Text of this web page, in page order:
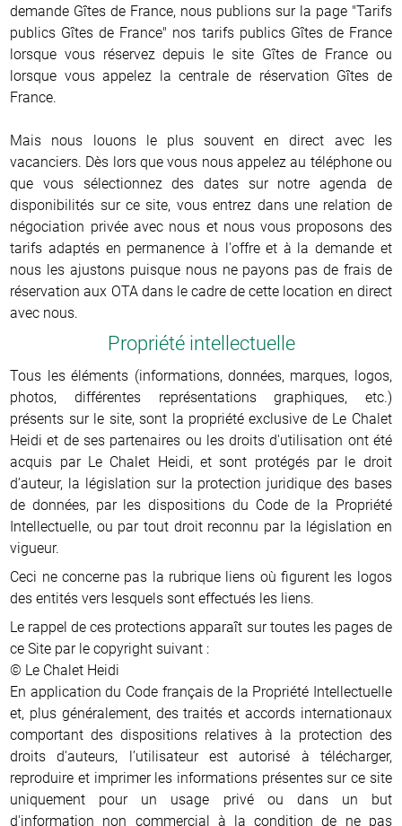
demande Gîtes de France, nous publions sur la page "Tarifs
publics Gîtes de France" nos tarifs publics Gîtes de France
lorsque vous réservez depuis le site Gîtes de France ou
lorsque vous appelez la centrale de réservation Gîtes de
France.
Mais nous louons le plus souvent en direct avec les
vacanciers. Dès lors que vous nous appelez au téléphone ou
que vous sélectionnez des dates sur notre agenda de
disponibilités sur ce site, vous entrez dans une relation de
négociation privée avec nous et nous vous proposons des
tarifs adaptés en permanence à l'offre et à la demande et
nous les ajustons puisque nous ne payons pas de frais de
réservation aux OTA dans le cadre de cette location en direct
avec nous.
Propriété intellectuelle
Tous les éléments (informations, données, marques, logos,
photos, différentes représentations graphiques, etc.)
présents sur le site, sont la propriété exclusive de Le Chalet
Heidi et de ses partenaires ou les droits d'utilisation ont été
acquis par Le Chalet Heidi, et sont protégés par le droit
d’auteur, la législation sur la protection juridique des bases
de données, par les dispositions du Code de la Propriété
Intellectuelle, ou par tout droit reconnu par la législation en
vigueur.
Ceci ne concerne pas la rubrique liens où figurent les logos
des entités vers lesquels sont effectués les liens.
Le rappel de ces protections apparaît sur toutes les pages de
ce Site par le copyright suivant :
© Le Chalet Heidi
En application du Code français de la Propriété Intellectuelle
et, plus généralement, des traités et accords internationaux
comportant des dispositions relatives à la protection des
droits d'auteurs, l’utilisateur est autorisé à télécharger,
reproduire et imprimer les informations présentes sur ce site
uniquement pour un usage privé ou dans un but
d'information non commercial à la condition de ne pas